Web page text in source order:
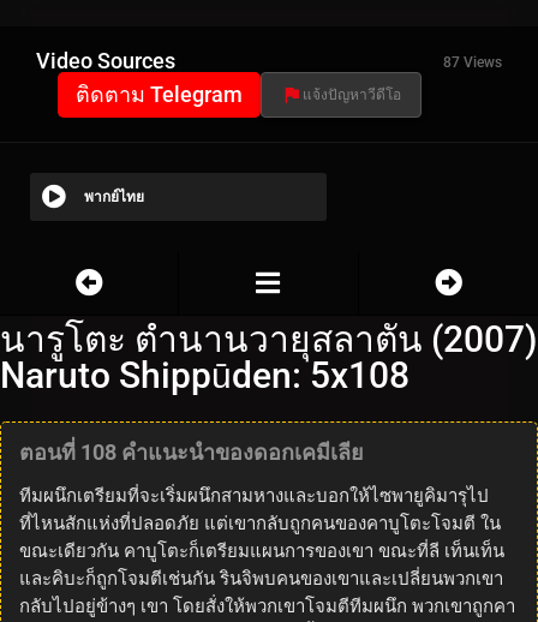
Video Sources 87 Views
ติดตาม Telegram แจ้งปัญหาวีดีโอ
พากย์ไทย
นารูโตะ ตำนานวายุสลาตัน (2007)
Naruto Shippūden: 5x108
ตอนที่ 108 คำแนะนำของดอกเคมีเลีย
ทีมผนึกเตรียมที่จะเริ่มผนึกสามหางและบอกให้ไซพายูคิมารุไป
ที่ไหนสักแห่งที่ปลอดภัย แต่เขากลับถูกคนของคาบูโตะโจมตี ใน
ขณะเดียวกัน คาบูโตะก็เตรียมแผนการของเขา ขณะที่ลี เท็นเท็น
และคิบะก็ถูกโจมตีเช่นกัน รินจิพบคนของเขาและเปลี่ยนพวกเขา
กลับไปอยู่ข้างๆ เขา โดยสั่งให้พวกเขาโจมตีทีมผนึก พวกเขาถูกคา